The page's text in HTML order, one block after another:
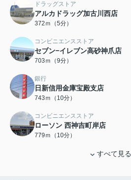
ドラッグストア
アルカドラッグ加古川西店
372ｍ（5分）
コンビニエンスストア
セブン−イレブン高砂神爪店
703ｍ（9分）
銀行
日新信用金庫宝殿支店
743ｍ（10分）
コンビニエンスストア
ローソン 西神吉町岸店
779ｍ（10分）
すべて見る